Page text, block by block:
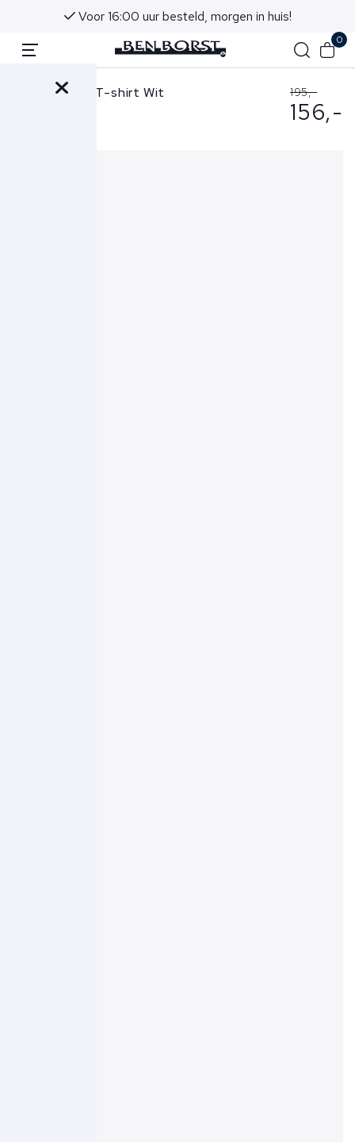
Voor 16:00 uur besteld, morgen in huis!
0
Stone Island T-shirt Wit 195,-
156,-